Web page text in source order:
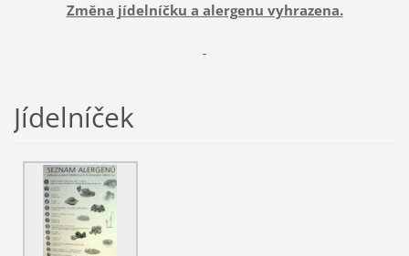
Změna jídelníčku a alergenu vyhrazena.
Jídelníček